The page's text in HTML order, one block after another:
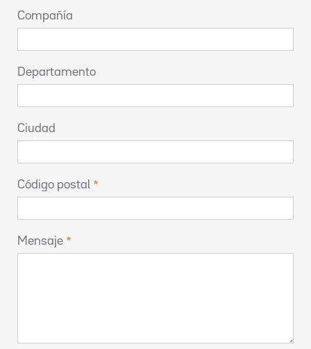
Compañía
Departamento
Ciudad
Código postal
Mensaje